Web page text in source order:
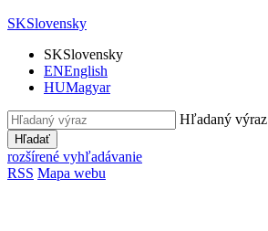
SKSlovensky
SKSlovensky
ENEnglish
HUMagyar
Hľadaný výraz
Hľadať
rozšírené vyhľadávanie
RSS Mapa webu